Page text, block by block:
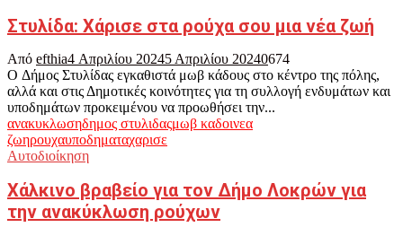
Στυλίδα: Χάρισε στα ρούχα σου μια νέα ζωή
Από efthia4 Απριλίου 20245 Απριλίου 20240674
O Δήμος Στυλίδας εγκαθιστά μωβ κάδους στο κέντρο της πόλης,
αλλά και στις Δημοτικές κοινότητες για τη συλλογή ενδυμάτων και
υποδημάτων προκειμένου να προωθήσει την...
ανακυκλωσηδημος στυλιδαςμωβ καδοινεα
ζωηρουχαυποδηματαχαρισε
Αυτοδιοίκηση
Χάλκινο βραβείο για τον Δήμο Λοκρών για
την ανακύκλωση ρούχων